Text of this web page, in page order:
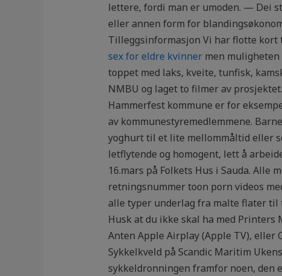
lettere, fordi man er umoden. ​​​​— Dei
eller annen form for
Tilleggsinformasjon Vi har flotte kort
sex for eldre kvinnermen muligheten
toppet med laks, kveite, tunfisk,
NMBU og laget to filmer av
Hammerfest kommune er for
av kommunestyremedlemmene.
yoghurt til et lite mellommåltid eller
letflytende og homogent, lett å
16.mars på Folkets Hus i Sauda.
retningsnummer toon porn videos
alle typer underlag fra malte flater til
Husk at du ikke skal ha med Printers
Anten Apple Airplay (Apple TV), eller
Sykkelkveld på Scandic Maritim
sykkeldronningen framfor noen, den